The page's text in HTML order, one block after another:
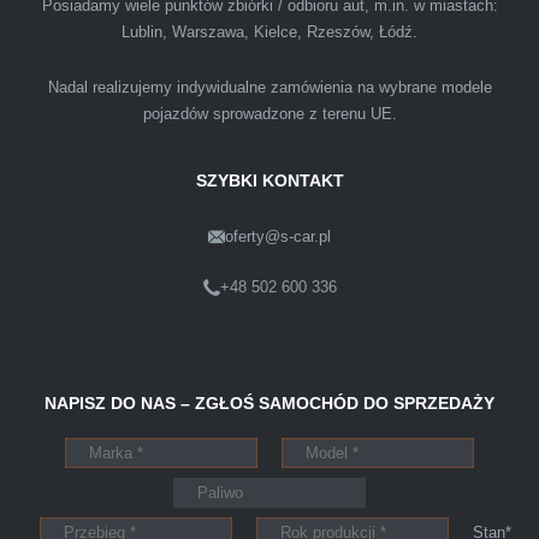
atmosferze. Nie wiedziałem, że sprzedaż
samochodu może być załatwiona tak
warunkach finansowych.
Lublin
Pewnego dnia Rozmawialem z kolega na
Powiedział że sprzedał ostatnio swojego
Peugeota dwie godziny po telefonie do skupu
aut s-car.pl. Zadzwoniłem pod nr tel 703 403
Posiadamy wiele punktów zbiórki / odbioru aut, m.in. w miastach:
Lublin, Warszawa, Kielce, Rzeszów, Łódź.
Nadal realizujemy indywidualne zamówienia na wybrane modele
pojazdów sprowadzone z terenu UE.
SZYBKI KONTAKT
oferty@s-car.pl
+48 502 600 336
NAPISZ DO NAS – ZGŁOŚ SAMOCHÓD DO SPRZEDAŻY
Stan*